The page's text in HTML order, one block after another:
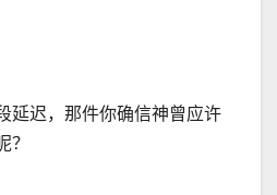
延迟，那件你确信神曾应许
？